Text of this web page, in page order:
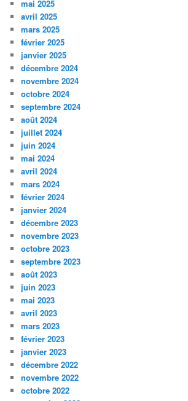
mai 2025
avril 2025
mars 2025
février 2025
janvier 2025
décembre 2024
novembre 2024
octobre 2024
septembre 2024
août 2024
juillet 2024
juin 2024
mai 2024
avril 2024
mars 2024
février 2024
janvier 2024
décembre 2023
novembre 2023
octobre 2023
septembre 2023
août 2023
juin 2023
mai 2023
avril 2023
mars 2023
février 2023
janvier 2023
décembre 2022
novembre 2022
octobre 2022